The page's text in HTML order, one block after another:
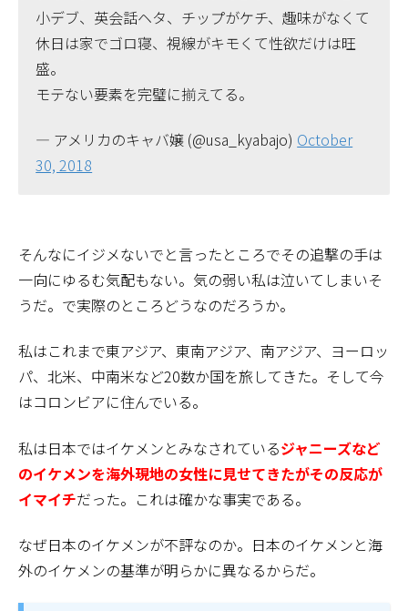
小デブ、英会話ヘタ、チップがケチ、趣味がなくて
休日は家でゴロ寝、視線がキモくて性欲だけは旺
盛。
モテない要素を完璧に揃えてる。
— アメリカのキャバ嬢 (@usa_kyabajo) October
30, 2018
そんなにイジメないでと言ったところでその追撃の手は
一向にゆるむ気配もない。気の弱い私は泣いてしまいそ
うだ。 で実際のところどうなのだろうか。
私はこれまで東アジア、東南アジア、南アジア、ヨーロッ
パ、北米、中南米など20数か国を旅してきた。そして今
はコロンビアに住んでいる。
私は日本ではイケメンとみなされているジャニーズなど
のイケメンを海外現地の女性に見せてきたがその反応が
イマイチだった。これは確かな事実である。
なぜ日本のイケメンが不評なのか。日本のイケメンと海
外のイケメンの基準が明らかに異なるからだ。